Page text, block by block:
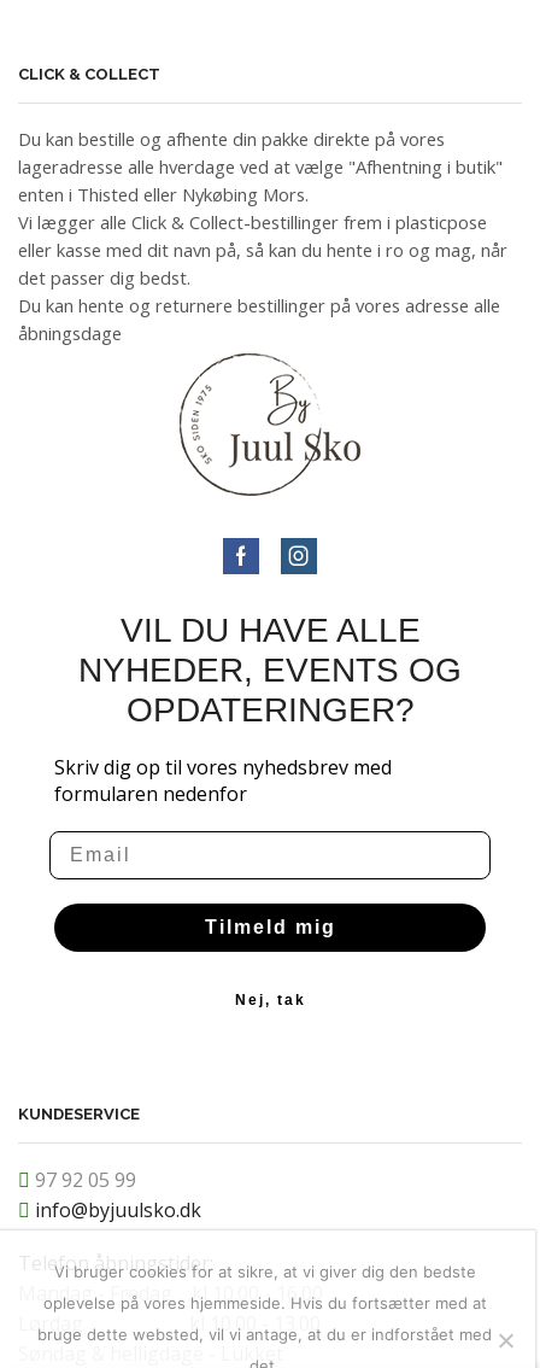
CLICK & COLLECT
Du kan bestille og afhente din pakke direkte på vores
lageradresse alle hverdage ved at vælge "Afhentning i butik"
enten i Thisted eller Nykøbing Mors.
Vi lægger alle Click & Collect-bestillinger frem i plasticpose
eller kasse med dit navn på, så kan du hente i ro og mag, når
det passer dig bedst.
Du kan hente og returnere bestillinger på vores adresse alle
åbningsdage
VIL DU HAVE ALLE
NYHEDER, EVENTS OG
OPDATERINGER?
Skriv dig op til vores nyhedsbrev med
formularen nedenfor
Email
Tilmeld mig
Nej, tak
KUNDESERVICE
97 92 05 99
info@byjuulsko.dk
Telefon åbningstider:
Mandag - Fredag kl 10.00 - 16.00
Lørdag kl 10.00 - 13.00
Søndag & helligdage - Lukket
Vi bruger cookies for at sikre, at vi giver dig den bedste
oplevelse på vores hjemmeside. Hvis du fortsætter med at
bruge dette websted, vil vi antage, at du er indforstået med